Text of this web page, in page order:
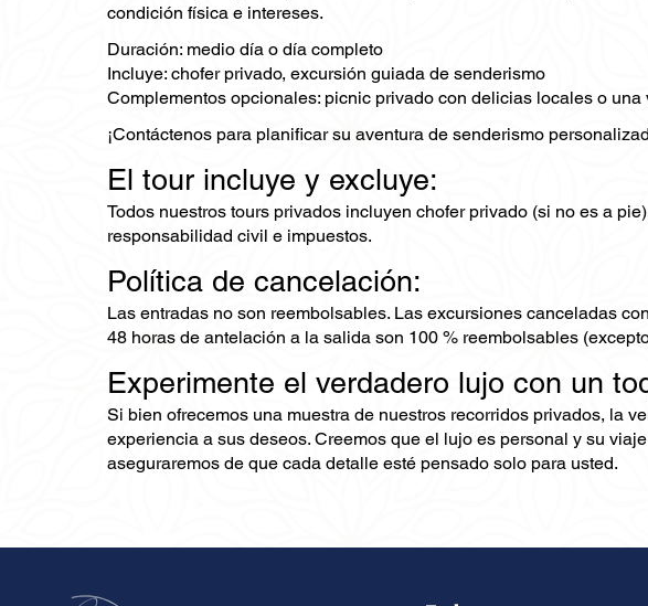
condición física e intereses.
Duración: medio día o día completo
Incluye: chofer privado, excursión guiada de senderismo
Complementos opcionales: picnic privado con delicias locales o
¡Contáctenos para planificar su aventura de senderismo
El tour incluye y excluye:
Todos nuestros tours privados incluyen chofer privado (si no es a
responsabilidad civil e impuestos.
Política de cancelación:
Las entradas no son reembolsables. Las excursiones canceladas
48 horas de antelación a la salida son 100 % reembolsables
Experimente el verdadero lujo con un
Si bien ofrecemos una muestra de nuestros recorridos privados, la
experiencia a sus deseos. Creemos que el lujo es personal y su
aseguraremos de que cada detalle esté pensado solo para usted.